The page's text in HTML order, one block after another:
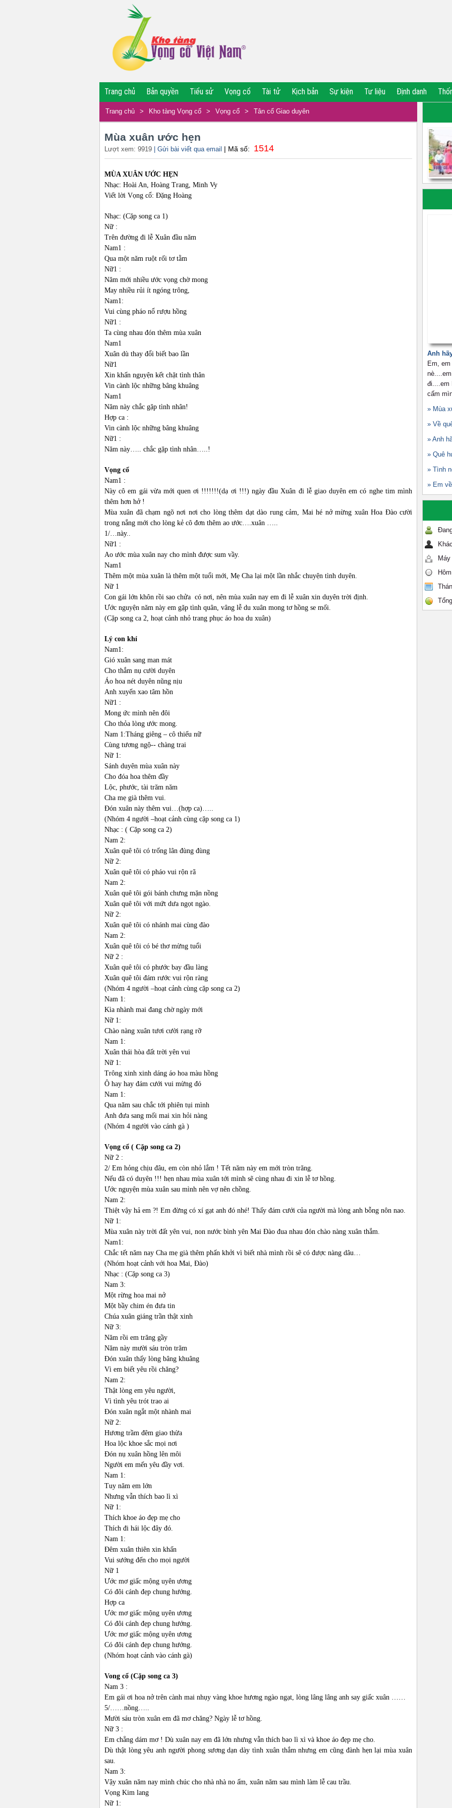
Trang chủ Bản quyền Tiểu sử Vọng cổ Tài tử Kịch bản Sự kiện Tư liệu Định danh
Trang chủ > Kho tàng Vọng cổ > Vọng cổ > Tân cổ Giao duyên
Mùa xuân ước hẹn
Lượt xem: 9919 | Gửi bài viết qua email | Mã số: 1514
MÙA XUÂN ƯỚC HẸN
Nhạc: Hoài An, Hoàng Trang, Minh Vy
Viết lời Vọng cổ: Đặng Hoàng
Nhạc: (Cặp song ca 1)
Nữ :
Trên đường đi lễ Xuân đầu năm
Nam1 :
Qua một năm ruột rối tơ tằm
Nữ1 :
Năm mới nhiều ước vọng chờ mong
May nhiều rủi ít ngóng trông,
Nam1:
Vui cùng pháo nổ rượu hồng
Nữ1 :
Ta cùng nhau đón thêm mùa xuân
Nam1
Xuân dù thay đổi biết bao lần
Nữ1
Xin khấn nguyện kết chặt tình thân
Vin cành lộc những bâng khuâng
Nam1
Năm này chắc gặp tình nhân!
Hợp ca :
Vin cành lộc những bâng khuâng
Nữ1 :
Năm này….. chắc gặp tình nhân…..!
Vọng cổ
Nam1 :
Này cô em gái vừa mới quen ơi !!!!!!!(dạ ơi !!!) ngày đầu Xuân đi lễ giao duyên em có nghe tim mình
thêm hơn hở !
Mùa xuân đã chạm ngõ nơi nơi cho lòng thêm dạt dào rung cảm, Mai hé nở mừng xuân Hoa Đào cười
trong nắng mới cho lòng kẻ cô đơn thêm ao ước….xuân …..
1/…này..
Nữ1 :
Ao ước mùa xuân nay cho mình được sum vầy.
Nam1
Thêm một mùa xuân là thêm một tuổi mới, Mẹ Cha lại một lần nhắc chuyện tình duyên.
Nữ 1
Con gái lớn khôn rồi sao chửa có nơi, nên mùa xuân nay em đi lễ xuân xin duyên trời định.
Ước nguyện năm này em gặp tình quân, vâng lễ du xuân mong tơ hồng se mối.
(Cặp song ca 2, hoạt cảnh nhỏ trang phục áo hoa du xuân)
Lý con khỉ
Nam1:
Gió xuân sang man mát
Cho thắm nụ cười duyên
Áo hoa nét duyên nũng nịu
Anh xuyến xao tâm hồn
Nữ1 :
Mong ức mình nên đôi
Cho thỏa lòng ước mong.
Nam 1:Tháng giêng – cô thiếu nữ
Cùng tương ngộ-- chàng trai
Nữ 1:
Sánh duyên mùa xuân này
Cho đóa hoa thêm đầy
Lộc, phước, tài trăm năm
Cha mẹ già thêm vui.
Đón xuân này thêm vui…(hợp ca)…..
(Nhóm 4 người –hoạt cảnh cùng cặp song ca 1)
Nhạc : ( Cặp song ca 2)
Nam 2:
Xuân quê tôi có trống lân đùng đùng
Nữ 2:
Xuân quê tôi có pháo vui rộn rã
Nam 2:
Xuân quê tôi gói bánh chưng mặn nồng
Xuân quê tôi với mứt dưa ngọt ngào.
Nữ 2:
Xuân quê tôi có nhánh mai cùng đào
Nam 2:
Xuân quê tôi có bé thơ mừng tuổi
Nữ 2 :
Xuân quê tôi có phước bay đầu làng
Xuân quê tôi đám rước vui rộn ràng
(Nhóm 4 người –hoạt cảnh cùng cặp song ca 2)
Nam 1:
Kìa nhành mai đang chờ ngày mới
Nữ 1:
Chào nàng xuân tươi cười rạng rỡ
Nam 1:
Xuân thái hòa đất trời yên vui
Nữ 1:
Trông xinh xinh dáng áo hoa màu hồng
Ô hay hay đám cưới vui mừng đó
Nam 1:
Qua năm sau chắc tới phiên tụi mình
Anh đưa sang mối mai xin hỏi nàng
(Nhóm 4 người vào cánh gà )
Vọng cổ ( Cặp song ca 2)
Nữ 2 :
2/ Em hỏng chịu đâu, em còn nhỏ lắm ! Tết năm này em mới tròn trăng.
Nếu đã có duyên !!! hẹn nhau mùa xuân tới mình sẽ cùng nhau đi xin lễ tơ hồng.
Ước nguyện mùa xuân sau mình nên vợ nên chồng.
Nam 2:
Thiệt vậy hả em ?! Em đừng có xí gạt anh đó nhé! Thấy đám cưới của người mà lòng anh bỗng nôn nao.
Nữ 1:
Mùa xuân này trời đất yên vui, non nước bình yên Mai Đào đua nhau đón chào nàng xuân thắm.
Nam1:
Chắc tết năm nay Cha mẹ già thêm phấn khởi vì biết nhà mình rồi sẽ có được nàng dâu…
(Nhóm hoạt cảnh với hoa Mai, Đào)
Nhạc : (Cặp song ca 3)
Nam 3:
Một rừng hoa mai nở
Một bầy chim én đưa tin
Chúa xuân giáng trần thật xinh
Nữ 3:
Năm rồi em trăng gầy
Năm này mười sáu tròn trăm
Đón xuân thấy lòng bâng khuâng
Vì em biết yêu rồi chăng?
Nam 2:
Thật lòng em yêu người,
Vì tình yêu trót trao ai
Đón xuân ngắt một nhành mai
Nữ 2:
Hương trầm đêm giao thừa
Hoa lộc khoe sắc mọi nơi
Đón nụ xuân hồng lên môi
Người em mến yêu đầy vơi.
Nam 1:
Tuy năm em lớn
Nhưng vẫn thích bao lì xì
Nữ 1:
Thích khoe áo đẹp mẹ cho
Thích đi hái lộc đây đó.
Nam 1:
Đêm xuân thiên xin khấn
Vui sướng đến cho mọi người
Nữ 1
Ước mơ giấc mộng uyên ương
Có đôi cánh đẹp chung hướng.
Hợp ca
Ước mơ giấc mộng uyên ương
Có đôi cánh đẹp chung hướng.
Ước mơ giấc mộng uyên ương
Có đôi cánh đẹp chung hướng.
(Nhóm hoạt cảnh vào cánh gà)
Vong cổ (Cặp song ca 3)
Nam 3 :
Em gái ơi hoa nở trên cành mai nhụy vàng khoe hương ngào ngạt, lòng lâng lâng anh say giấc xuân ……
5/……nồng…..
Mười sáu tròn xuân em đã mơ chăng? Ngày lễ tơ hồng.
Nữ 3 :
Em chẳng dám mơ ! Dù xuân nay em đã lớn nhưng vẫn thích bao lì xì và khoe áo đẹp mẹ cho.
Dù thật lòng yêu anh người phong sương dạn dày tình xuân thắm nhưng em cũng đành hẹn lại mùa xuân
sau.
Nam 3:
Vậy xuân năm nay mình chúc cho nhà nhà no ấm, xuân năm sau mình làm lễ cau trầu.
Vọng Kim lang
Nữ 1:
Anh
Em,
đi....em
cấm
» Mùa
» Về
» Anh
» Quê
» Tình
» Em